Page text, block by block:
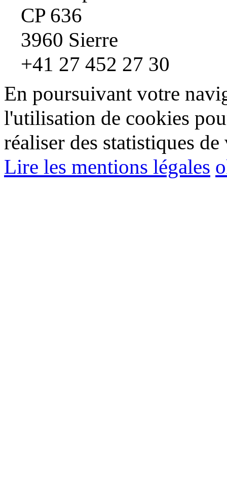
CP 636
3960 Sierre
+41 27 452 27 30
En poursuivant votre
l'utilisation de cookies
réaliser des statistiques de
Lire les mentions légales